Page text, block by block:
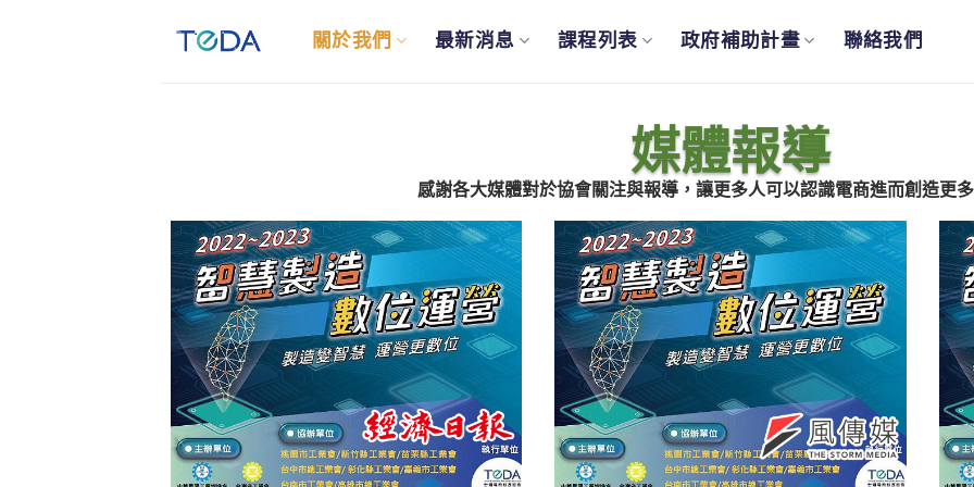
關於我們 最新消息 課程列表 政府補助計畫 聯絡我們
媒體報導
感謝各大媒體對於協會關注與報導，讓更多人可以認識電商進而創造更